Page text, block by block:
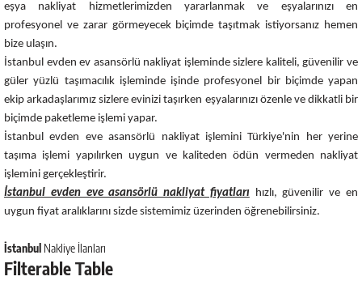
eşya nakliyat hizmetlerimizden yararlanmak ve eşyalarınızı en
profesyonel ve zarar görmeyecek biçimde taşıtmak istiyorsanız hemen
bize ulaşın.
İstanbul evden ev asansörlü nakliyat işleminde sizlere kaliteli, güvenilir ve
güler yüzlü taşımacılık işleminde işinde profesyonel bir biçimde yapan
ekip arkadaşlarımız sizlere evinizi taşırken eşyalarınızı özenle ve dikkatli bir
biçimde paketleme işlemi yapar.
İstanbul evden eve asansörlü nakliyat işlemini Türkiye'nin her yerine
taşıma işlemi yapılırken uygun ve kaliteden ödün vermeden nakliyat
işlemini gerçekleştirir.
İstanbul evden eve asansörlü nakliyat fiyatlarıhızlı, güvenilir ve en
uygun fiyat aralıklarını sizde sistemimiz üzerinden öğrenebilirsiniz.
İstanbul Nakliye İlanları
Filterable Table